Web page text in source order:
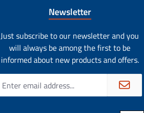
Newsletter
Just subscribe to our newsletter and you
will always be among the first to be
informed about new products and offers.
address